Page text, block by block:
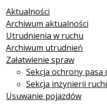
Aktualności
Archiwum aktualności
Utrudnienia w ruchu
Archiwum utrudnień
Załatwienie spraw
Sekcja ochrony
Sekcja inżynierii
Usuwanie pojazdów